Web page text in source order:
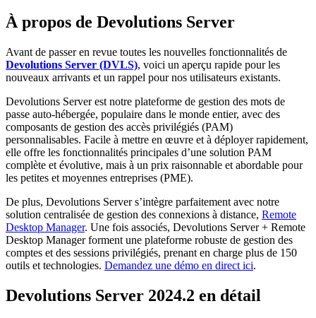
À propos de Devolutions Server
Avant de passer en revue toutes les nouvelles fonctionnalités de
Devolutions Server (DVLS), voici un aperçu rapide pour les
nouveaux arrivants et un rappel pour nos utilisateurs existants.
Devolutions Server est notre plateforme de gestion des mots de
passe auto-hébergée, populaire dans le monde entier, avec des
composants de gestion des accès privilégiés (PAM)
personnalisables. Facile à mettre en œuvre et à déployer rapidement,
elle offre les fonctionnalités principales d’une solution PAM
complète et évolutive, mais à un prix raisonnable et abordable pour
les petites et moyennes entreprises (PME).
De plus, Devolutions Server s’intègre parfaitement avec notre
solution centralisée de gestion des connexions à distance, Remote
Desktop Manager. Une fois associés, Devolutions Server + Remote
Desktop Manager forment une plateforme robuste de gestion des
comptes et des sessions privilégiés, prenant en charge plus de 150
outils et technologies. Demandez une démo en direct ici.
Devolutions Server 2024.2 en détail